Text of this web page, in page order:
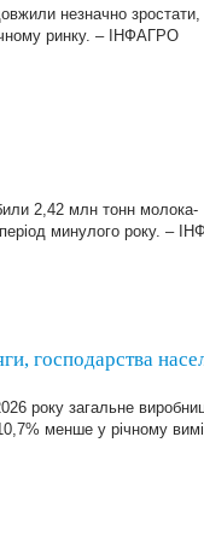
незначно зростати,
ринку. – ІНФАГРО
2,42 млн тонн молока-
минулого року. –
господарства
року загальне
менше у річному